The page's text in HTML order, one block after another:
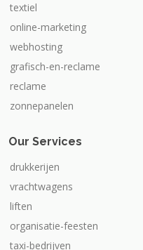
textiel
online-marketing
webhosting
grafisch-en-reclame
reclame
zonnepanelen
Our Services
drukkerijen
vrachtwagens
liften
organisatie-feesten
taxi-bedrijven